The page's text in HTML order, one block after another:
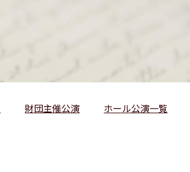
財団主催公演 ホール公演一覧